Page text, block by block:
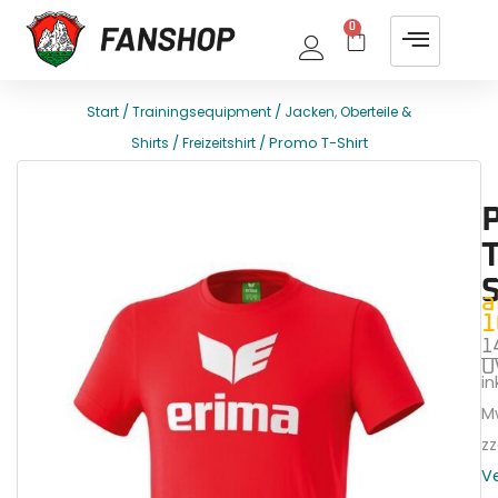
0
Start /Trainingsequipment / Jacken, Oberteile &
Shirts /Freizeitshirt/ Promo T-Shirt